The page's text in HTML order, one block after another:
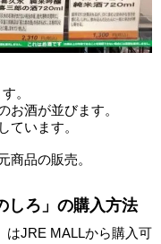
。
お酒が並びます。
ています。
商品の販売。
しろ」の購入方法
はJRE MALLから購入可